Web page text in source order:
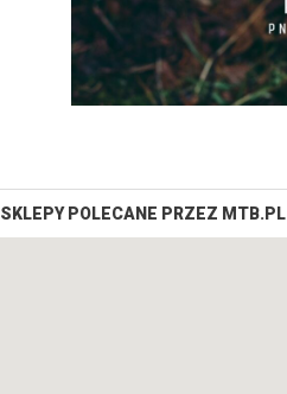
SKLEPY POLECANE PRZEZ MTB.PL